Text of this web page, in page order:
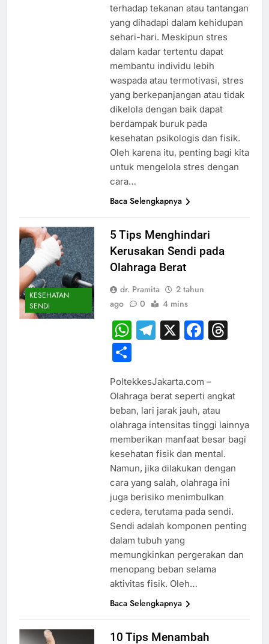
terhadap tekanan atau tantangan
yang dihadapi dalam kehidupan
sehari-hari. Meskipun stres
dalam kadar tertentu dapat
membantu individu lebih
waspada atau termotivasi, stres
yang berkepanjangan atau tidak
dikelola dengan baik dapat
berdampak buruk pada
kesehatan psikologis dan fisik.
Oleh karena itu, penting bagi kita
untuk mengelola stres dengan
cara…
Baca Selengkapnya
KESEHATAN
SENDI
5 Tips Menghindari
Kerusakan Sendi pada
Olahraga Berat
dr. Pramita
2 tahun
ago
0 4 mins
WhatsApp
Telegram
X
Share
PoltekkesJakarta.com –
Olahraga berat seperti angkat
beban, lari jarak jauh, atau
olahraga intensitas tinggi lainnya
memberikan manfaat besar bagi
kesehatan fisik dan mental.
Namun, jika dilakukan dengan
cara yang salah, olahraga ini
juga berisiko menimbulkan
cedera, terutama pada sendi.
Sendi adalah komponen penting
dalam tubuh yang
memungkinkan pergerakan dan
menopang beban selama
aktivitas fisik. Oleh…
Baca Selengkapnya
10 Tips Menambah